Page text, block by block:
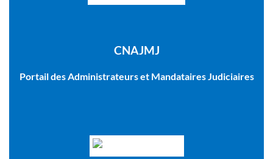
CNAJMJ
Portail des Administrateurs et Mandataires Judiciaires